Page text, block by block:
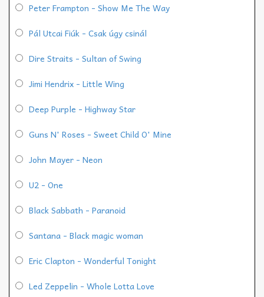
Peter Frampton - Show Me The Way
Pál Utcai Fiúk - Csak úgy csinál
Dire Straits - Sultan of Swing
Jimi Hendrix - Little Wing
Deep Purple - Highway Star
Guns N' Roses - Sweet Child O' Mine
John Mayer - Neon
U2 - One
Black Sabbath - Paranoid
Santana - Black magic woman
Eric Clapton - Wonderful Tonight
Led Zeppelin - Whole Lotta Love